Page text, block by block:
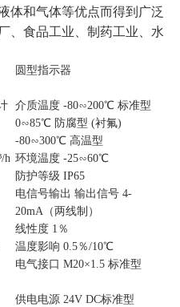
体和气体等优点而得到广泛
、食品工业、制药工业、水
圆型指示器
介质温度 -80∽200℃ 标准型
0∽85℃ 防腐型 (衬氟)
-80∽300℃ 高温型
h 环境温度 -25∽60℃
防护等级 IP65
电信号输出 输出信号 4-
20mA（两线制）
线性度 1％
温度影响 0.5％/10℃
电气接口 M20×1.5 标准型
供电电源 24V DC标准型